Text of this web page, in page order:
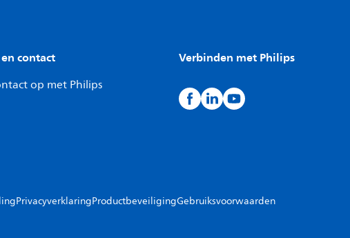
contact
op met Philips
Verbinden met Philips
PrivacyverklaringProductbeveiligingGebruiksvoorwaarden